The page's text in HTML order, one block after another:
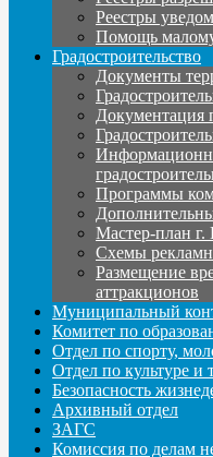
Реестры
Помощь
Градостроительство
Документы
Документация
Программы
Мастер-план г.
Схемы
Размещение
аттракционов
Муниципальный
Комитет по
Отдел по спорту,
Отдел по культуре и
Безопасность
Архивный отдел
ЗАГС
Комиссия по делам